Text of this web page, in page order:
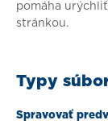
pomáha
stránkou.
Typy
Spravovať